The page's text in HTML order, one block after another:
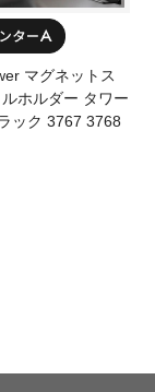
マグネットス
ホルダー タワー
ック 3767 3768